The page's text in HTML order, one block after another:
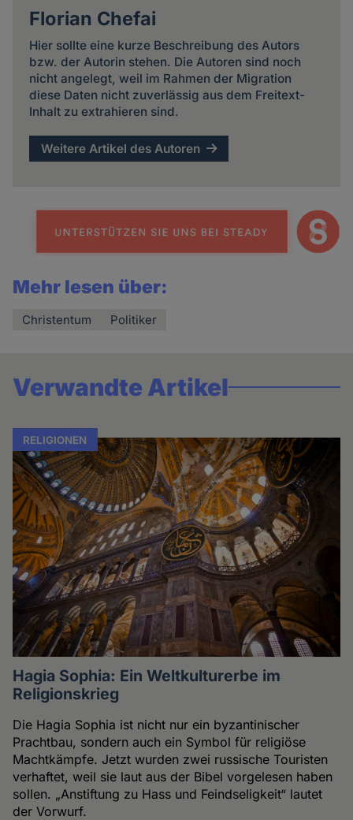
Florian Chefai
Hier sollte eine kurze Beschreibung des Autors
bzw. der Autorin stehen. Die Autoren sind noch
nicht angelegt, weil im Rahmen der Migration
diese Daten nicht zuverlässig aus dem Freitext-
Inhalt zu extrahieren sind.
Weitere Artikel des Autoren
Mehr lesen über:
Christentum Politiker
Verwandte Artikel
RELIGIONEN
Hagia Sophia: Ein Weltkulturerbe im
Religionskrieg
Die Hagia Sophia ist nicht nur ein byzantinischer
Prachtbau, sondern auch ein Symbol für religiöse
Machtkämpfe. Jetzt wurden zwei russische Touristen
verhaftet, weil sie laut aus der Bibel vorgelesen haben
sollen. „Anstiftung zu Hass und Feindseligkeit“ lautet
der Vorwurf.